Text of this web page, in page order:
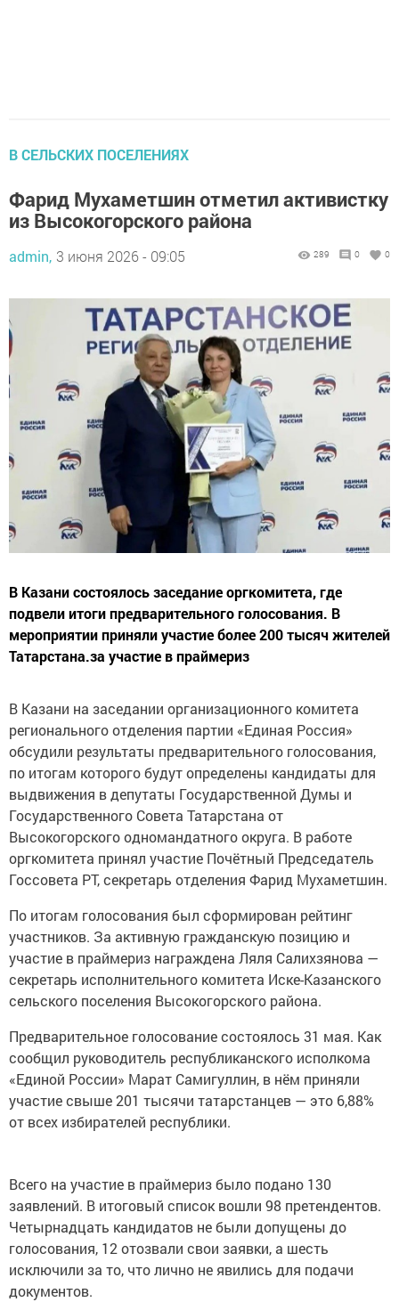
В СЕЛЬСКИХ ПОСЕЛЕНИЯХ
Фарид Мухаметшин отметил активистку
из Высокогорского района
admin, 3 июня 2026 - 09:05 289 0 0
В Казани состоялось заседание оргкомитета, где
подвели итоги предварительного голосования. В
мероприятии приняли участие более 200 тысяч жителей
Татарстана.за участие в праймериз
В Казани на заседании организационного комитета
регионального отделения партии «Единая Россия»
обсудили результаты предварительного голосования,
по итогам которого будут определены кандидаты для
выдвижения в депутаты Государственной Думы и
Государственного Совета Татарстана от
Высокогорского одномандатного округа. В работе
оргкомитета принял участие Почётный Председатель
Госсовета РТ, секретарь отделения Фарид Мухаметшин.
По итогам голосования был сформирован рейтинг
участников. За активную гражданскую позицию и
участие в праймериз награждена Ляля Салихзянова —
секретарь исполнительного комитета Иске-Казанского
сельского поселения Высокогорского района.
Предварительное голосование состоялось 31 мая. Как
сообщил руководитель республиканского исполкома
«Единой России» Марат Самигуллин, в нём приняли
участие свыше 201 тысячи татарстанцев — это 6,88%
от всех избирателей республики.
Всего на участие в праймериз было подано 130
заявлений. В итоговый список вошли 98 претендентов.
Четырнадцать кандидатов не были допущены до
голосования, 12 отозвали свои заявки, а шесть
исключили за то, что лично не явились для подачи
документов.